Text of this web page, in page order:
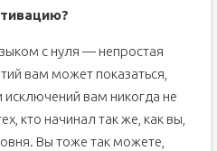
с нуля — непростая
вам может показаться,
исключений вам никогда не
кто начинал так же, как вы,
Вы тоже так можете,